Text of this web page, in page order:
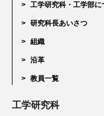
工学研究科・工学部に
研究科長あいさつ
組織
沿革
教員一覧
工学研究科